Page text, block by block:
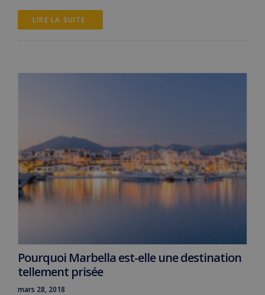
LIRE LA SUITE
Pourquoi Marbella est-elle une destination
tellement prisée
mars 28, 2018